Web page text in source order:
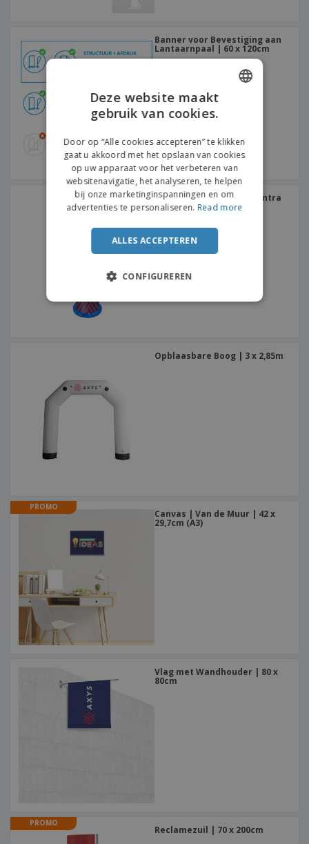
Banner voor Bevestiging aan
Lantaarnpaal | 60 x 120cm
Uitstaller voor Winkelcentra
| 41,5 x 138cm
Opblaasbare Boog | 3 x 2,85m
PROMO
Canvas | Van de Muur | 42 x
29,7cm (A3)
Vlag met Wandhouder | 80 x
80cm
PROMO
Reclamezuil | 70 x 200cm
ENGLISH
Deze website maakt
gebruik van cookies.
Door op “Alle cookies accepteren” te klikken
gaat u akkoord met het opslaan van cookies
op uw apparaat voor het verbeteren van
websitenavigatie, het analyseren, te helpen
bij onze marketinginspanningen en om
advertenties te personaliseren. Read more
ALLES ACCEPTEREN
CONFIGUREREN